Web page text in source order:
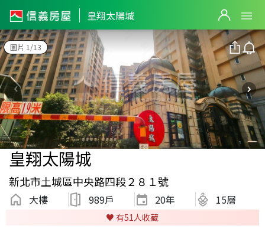
皇翔太陽城
圖片 1/13
皇翔太陽城
新北市土城區中央路四段２８１號
大樓 989戶 20年 15層
♥️ 有51 人收藏